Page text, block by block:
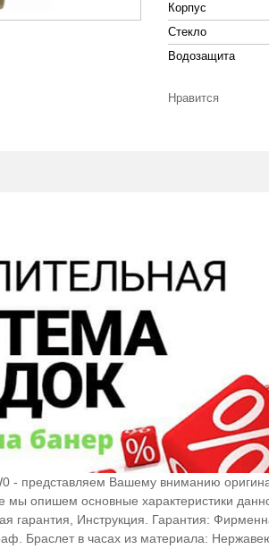
Корпус
Стекло
Водозащита
Нравится
- представляем Вашему вниманию
мы опишем основные характеристики
гарантия, Инструкция. Гарантия:
Браслет в часах из материала: